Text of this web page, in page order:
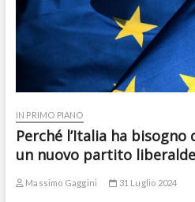
IN PRIMO PIANO
Perché l’Italia ha
un nuovo partito
Massimo Gaggini 31 Luglio 2024